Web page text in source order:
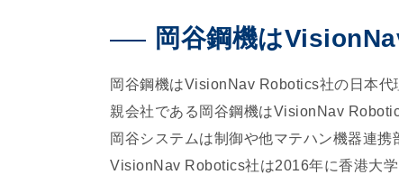
岡谷鋼機は
岡谷鋼機はVisionNav Robotics社の日本代
親会社である岡谷鋼機はVisionNav
岡谷システムは制御や他マテハン機器連携
VisionNav Robotics社は2016年に香港大